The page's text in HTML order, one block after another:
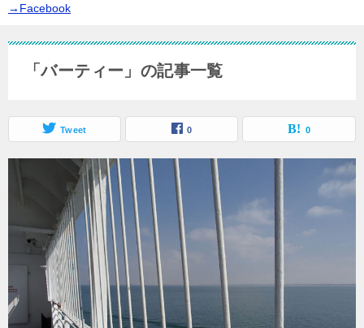
→Facebook
「バーティー」の記事一覧
Tweet 0 0